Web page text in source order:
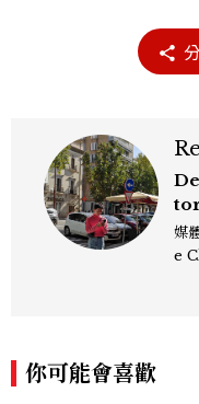
媒
e
你可能會喜歡